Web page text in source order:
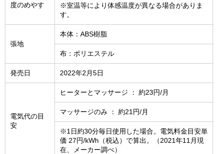
度のめやす
※室温等により体感温度が異なる場合がありま
す。
張地
本体：ABS樹脂
布：ポリエステル
発売日 2022年2月5日
電気代の目
安
ヒーターとマッサージ ： 約23円/月
マッサージのみ ： 約21円/月
※1日約30分毎日使用した場合。電気料金目安単
価 27円/kWh（税込）で算出。（2021年11月現
在、メーカー調べ）